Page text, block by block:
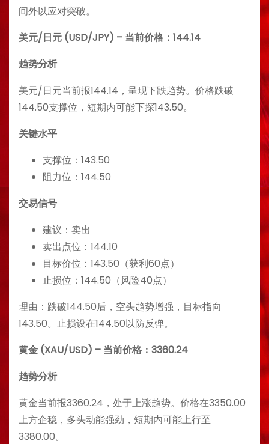
间外以应对突破。
美元/日元 (USD/JPY) – 当前价格：144.14
趋势分析
美元/日元当前报144.14，呈现下跌趋势。价格跌破
144.50支撑位，短期内可能下探143.50。
关键水平
支撑位：143.50
阻力位：144.50
交易信号
建议：卖出
卖出点位：144.10
目标价位：143.50（获利60点）
止损位：144.50（风险40点）
理由：跌破144.50后，空头趋势增强，目标指向
143.50。止损设在144.50以防反弹。
黄金 (XAU/USD) – 当前价格：3360.24
趋势分析
黄金当前报3360.24，处于上涨趋势。价格在3350.00
上方企稳，多头动能强劲，短期内可能上行至
3380.00。